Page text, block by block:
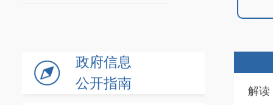
政府信息
公开指南
解读